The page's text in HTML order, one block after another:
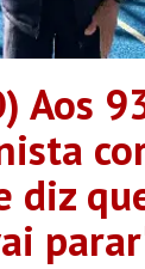
Aos
diz